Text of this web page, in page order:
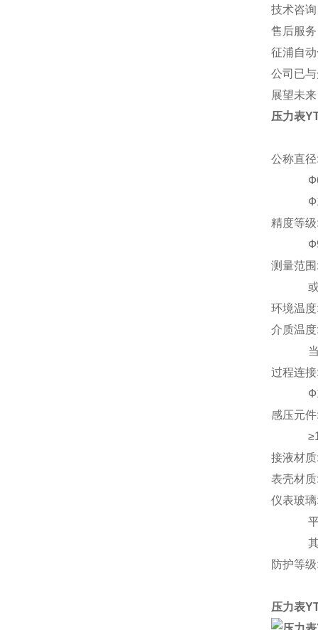
技术咨
售后服
征浦自
公司已
展望未
压力表
公称直
Ф60
Ф150
精度等
测量范
或其
环境温
介质温
当使
过程连
感压元
接液材
表壳材
仪表玻璃
平板
其他
防护等
压力表